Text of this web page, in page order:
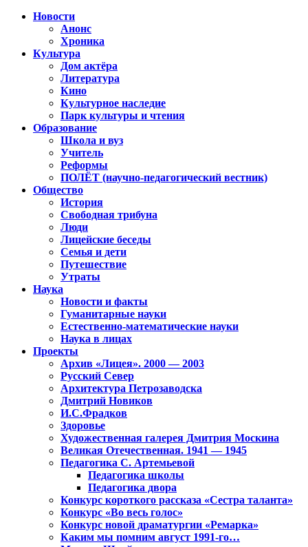
Новости
Анонс
Хроника
Культура
Дом актёра
Литература
Кино
Культурное наследие
Парк культуры и чтения
Образование
Школа и вуз
Учитель
Реформы
ПОЛЁТ (научно-педагогический вестник)
Общество
История
Свободная трибуна
Люди
Лицейские беседы
Семья и дети
Путешествие
Утраты
Наука
Новости и факты
Гуманитарные науки
Естественно-математические науки
Наука в лицах
Проекты
Архив «Лицея». 2000 — 2003
Русский Север
Архитектура Петрозаводска
Дмитрий Новиков
И.С.Фрадков
Здоровье
Художественная галерея Дмитрия Москина
Великая Отечественная. 1941 — 1945
Педагогика С. Артемьевой
Педагогика школы
Педагогика двора
Конкурс короткого рассказа «Сестра таланта»
Конкурс «Во весь голос»
Конкурс новой драматургии «Ремарка»
Каким мы помним август 1991-го…